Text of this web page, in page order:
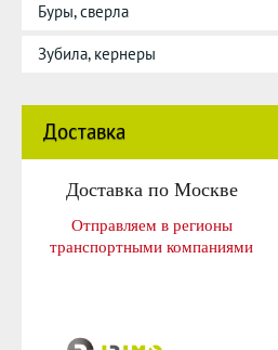
Буры, сверла
Зубила, кернеры
Доставка
Доставка по Москве
Отправляем в регионы
транспортными компаниями